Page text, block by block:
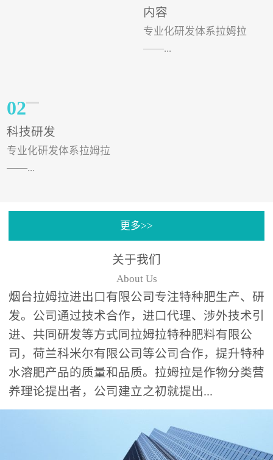
内容
专业化研发体系拉姆拉
——...
02
科技研发
专业化研发体系拉姆拉
——...
分中心”的科研开发系统，
更多>>
关于我们
About Us
烟台拉姆拉进出口有限公司专注特种肥生产、研
发。公司通过技术合作，进口代理、涉外技术引
进、共同研发等方式同拉姆拉特种肥料有限公
司，荷兰科米尔有限公司等公司合作，提升特种
水溶肥产品的质量和品质。拉姆拉是作物分类营
养理论提出者，公司建立之初就提出...